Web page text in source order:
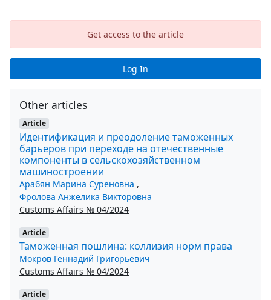
Get access to the article
Log In
Other articles
Article
Идентификация и преодоление таможенных
барьеров при переходе на отечественные
компоненты в сельскохозяйственном
машиностроении
Арабян Марина Суреновна ,
Фролова Анжелика Викторовна
Customs Affairs № 04/2024
Article
Таможенная пошлина: коллизия норм права
Мокров Геннадий Григорьевич
Customs Affairs № 04/2024
Article